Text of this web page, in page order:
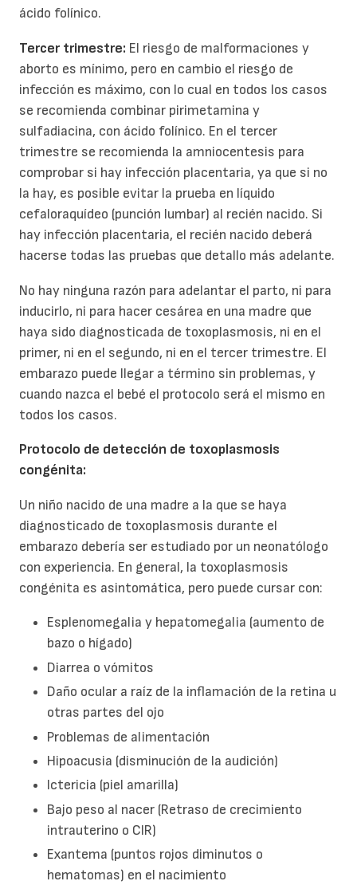
ácido folínico.
Tercer trimestre: El riesgo de malformaciones y
aborto es mínimo, pero en cambio el riesgo de
infección es máximo, con lo cual en todos los casos
se recomienda combinar pirimetamina y
sulfadiacina, con ácido folínico. En el tercer
trimestre se recomienda la amniocentesis para
comprobar si hay infección placentaria, ya que si no
la hay, es posible evitar la prueba en líquido
cefaloraquídeo (punción lumbar) al recién nacido. Si
hay infección placentaria, el recién nacido deberá
hacerse todas las pruebas que detallo más adelante.
No hay ninguna razón para adelantar el parto, ni para
inducirlo, ni para hacer cesárea en una madre que
haya sido diagnosticada de toxoplasmosis, ni en el
primer, ni en el segundo, ni en el tercer trimestre. El
embarazo puede llegar a término sin problemas, y
cuando nazca el bebé el protocolo será el mismo en
todos los casos.
Protocolo de detección de toxoplasmosis
congénita:
Un niño nacido de una madre a la que se haya
diagnosticado de toxoplasmosis durante el
embarazo debería ser estudiado por un neonatólogo
con experiencia. En general, la toxoplasmosis
congénita es asintomática, pero puede cursar con:
Esplenomegalia y hepatomegalia (aumento de
bazo o hígado)
Diarrea o vómitos
Daño ocular a raíz de la inflamación de la retina u
otras partes del ojo
Problemas de alimentación
Hipoacusia (disminución de la audición)
Ictericia (piel amarilla)
Bajo peso al nacer (Retraso de crecimiento
intrauterino o CIR)
Exantema (puntos rojos diminutos o
hematomas) en el nacimiento